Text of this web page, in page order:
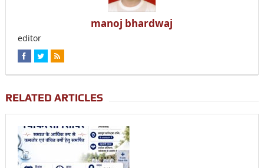
manoj bhardwaj
editor
RELATED ARTICLES